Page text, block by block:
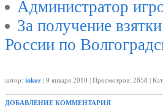
Администратор
За получение
России по
автор: inkor | 9 января 2010 | Просмотров: 2858 |
ДОБАВЛЕНИЕ КОММЕНТАРИЯ